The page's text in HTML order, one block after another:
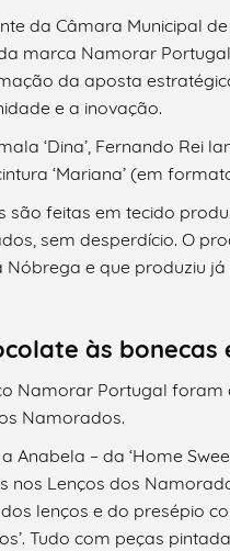
Termo de Pesquisa
Filtros
da Câmara Municipal
marca Namorar
da aposta
e a inovação.
‘Dina’, Fernando Rei
‘Mariana’ (em
são feitas em tecido
sem desperdício. O
Nóbrega e que produziu
às bonecas
Namorar Portugal
Namorados.
Anabela – da ‘Home
nos Lenços dos
lenços e do presépio
Tudo com peças